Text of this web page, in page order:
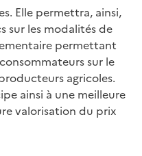
Elle permettra, ainsi,
sur les modalités de
permettant
sur le
agricoles.
ainsi à une meilleure
valorisation du prix